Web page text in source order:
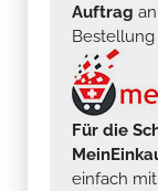
Auftrag
Für die
einfach